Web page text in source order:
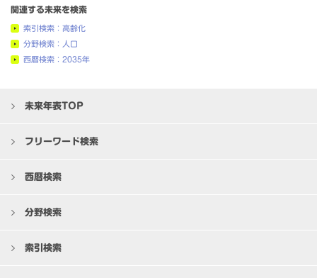
関連する未来を検索
索引検索：高齢化
分野検索：人口
西暦検索：2035年
未来年表TOP
フリーワード検索
西暦検索
分野検索
索引検索